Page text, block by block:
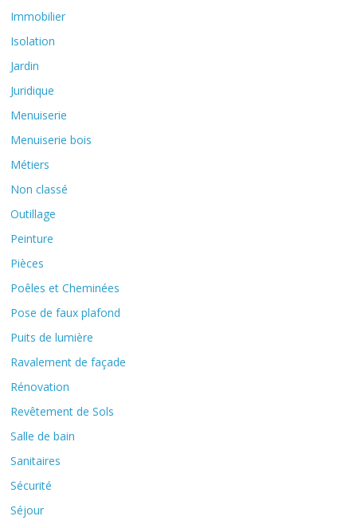
Immobilier
Isolation
Jardin
Juridique
Menuiserie
Menuiserie bois
Métiers
Non classé
Outillage
Peinture
Pièces
Poêles et Cheminées
Pose de faux plafond
Puits de lumière
Ravalement de façade
Rénovation
Revêtement de Sols
Salle de bain
Sanitaires
Sécurité
Séjour